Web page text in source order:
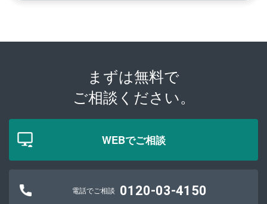
まずは無料で
ご相談ください。
WEBでご相談
電話でご相談 0120-03-4150